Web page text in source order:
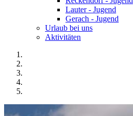
Lauter - Jugend
Gerach - Jugend
Urlaub bei uns
Aktivitäten